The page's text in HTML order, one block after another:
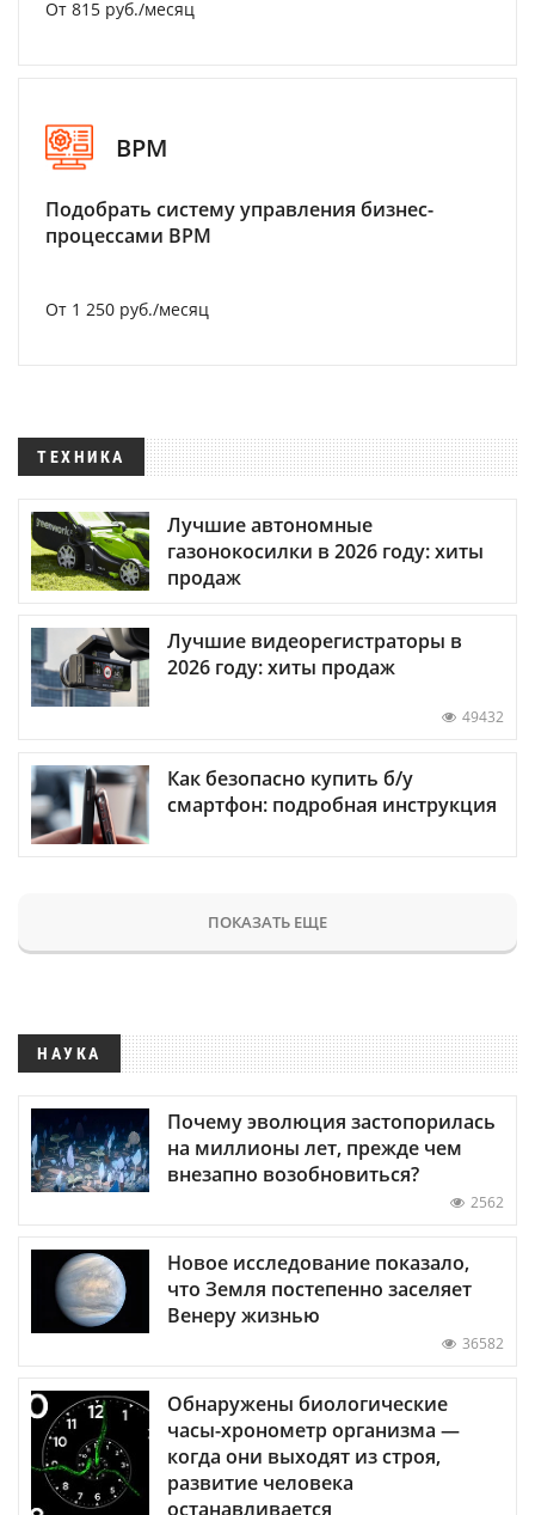
От 815 руб./месяц
BPM
Подобрать систему управления бизнес-
процессами BPM
От 1 250 руб./месяц
ТЕХНИКА
Лучшие автономные
газонокосилки в 2026 году: хиты
продаж
Лучшие видеорегистраторы в
2026 году: хиты продаж
49432
Как безопасно купить б/у
смартфон: подробная инструкция
ПОКАЗАТЬ ЕЩЕ
НАУКА
Почему эволюция застопорилась
на миллионы лет, прежде чем
внезапно возобновиться?
2562
Новое исследование показало,
что Земля постепенно заселяет
Венеру жизнью
36582
Обнаружены биологические
часы-хронометр организма —
когда они выходят из строя,
развитие человека
останавливается